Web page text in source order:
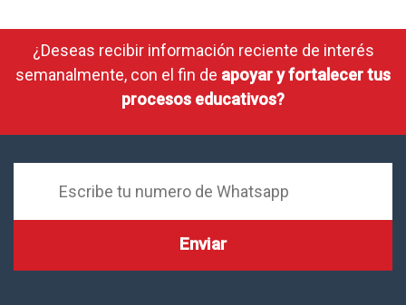
¿Deseas recibir información reciente de interés
semanalmente, con el fin de apoyar y fortalecer tus
procesos educativos?